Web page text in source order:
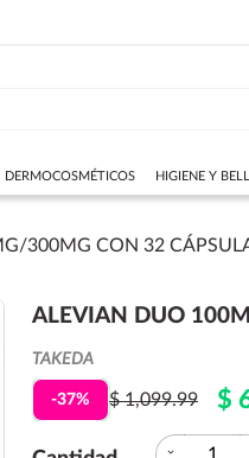
DERMOCOSMÉTICOS HIGIENE Y
300MG CON 32
ALEVIAN DUO
TAKEDA
-37% $ 1,099.99 $
expand_more